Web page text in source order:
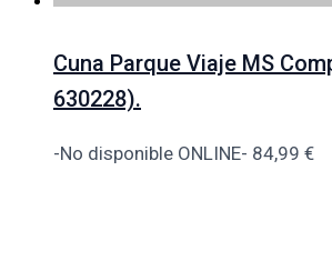
Cuna Parque Viaje MS
630228).
-No disponible ONLINE- 84,99 €